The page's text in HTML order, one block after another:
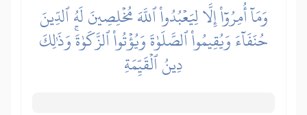
وَمَآ أُمِرُوٓاْ إِلَّا لِيَعۡبُدُواْ ٱللَّهَ مُخۡلِصِينَ لَهُ ٱلدِّينَ
حُنَفَآءَ وَيُقِيمُواْ ٱلصَّلَوٰةَ وَيُؤۡتُواْ ٱلزَّكَوٰةَۚ وَذَٰلِكَ
دِينُ ٱلۡقَيِّمَةِ